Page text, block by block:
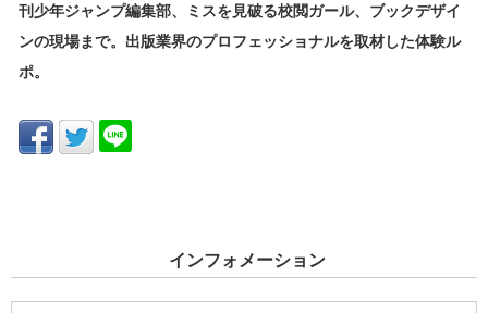
刊少年ジャンプ編集部、ミスを見破る校閲ガール、ブックデザイ
ンの現場まで。出版業界のプロフェッショナルを取材した体験ル
ポ。
インフォメーション